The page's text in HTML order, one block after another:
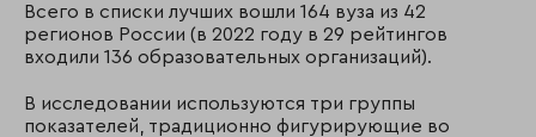
Всего в списки лучших вошли 164 вуза из 42
регионов России (в 2022 году в 29 рейтингов
входили 136 образовательных организаций).
В исследовании используются три группы
показателей, традиционно фигурирующие во